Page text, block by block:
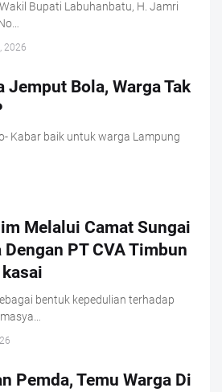
Bupati Labuhanbatu, H. Jamri
2026
Bola, Warga Tak
Kabar baik untuk warga Lampung
Melalui Camat Sungai
PT CVA Timbun
bentuk kepedulian terhadap
Pemda, Temu Warga Di